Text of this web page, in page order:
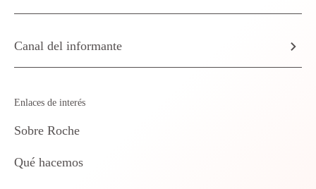
Canal del informante
Enlaces de interés
Sobre Roche
Qué hacemos